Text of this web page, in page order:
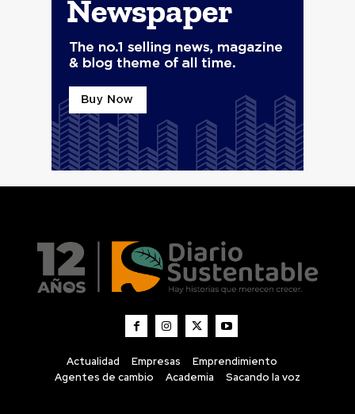
Actualidad Empresas
Emprendimiento
Agentes de cambio
Academia Sacando la voz